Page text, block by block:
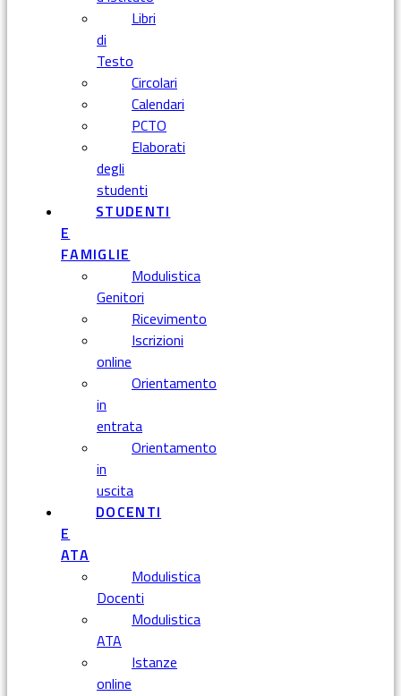
Libri
di
Testo
Circolari
Calendari
PCTO
Elaborati
degli
studenti
STUDENTI
E
FAMIGLIE
Modulistica
Genitori
Ricevimento
Iscrizioni
online
Orientamento
in
entrata
Orientamento
in
uscita
DOCENTI
E
ATA
Modulistica
Docenti
Modulistica
ATA
Istanze
online